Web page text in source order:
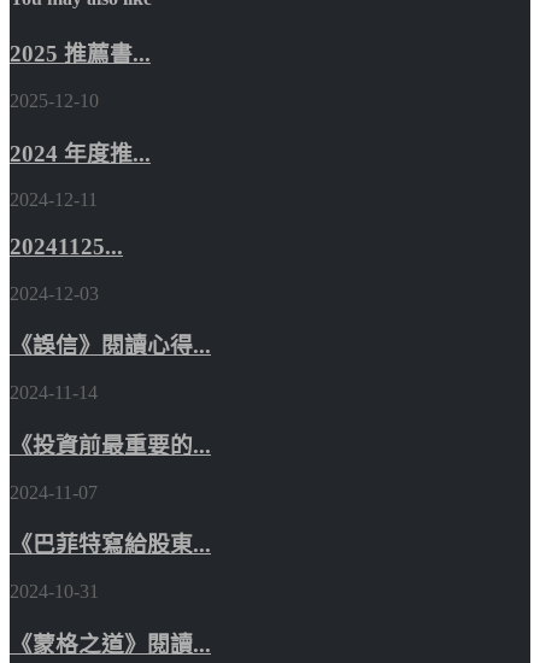
2025 推薦書...
2025-12-10
2024 年度推...
2024-12-11
20241125...
2024-12-03
《誤信》閱讀心得...
2024-11-14
《投資前最重要的...
2024-11-07
《巴菲特寫給股東...
2024-10-31
《蒙格之道》閱讀...